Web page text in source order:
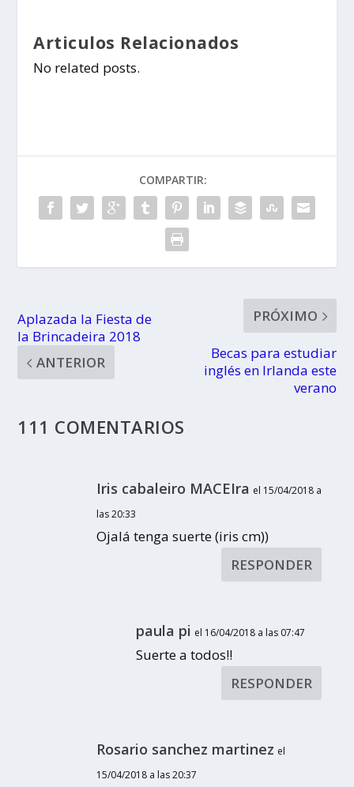
Articulos Relacionados
No related posts.
COMPARTIR:
Aplazada la Fiesta de
la Brincadeira 2018
ANTERIOR
PRÓXIMO
Becas para estudiar
inglés en Irlanda este
verano
111 COMENTARIOS
Iris cabaleiro MACEIra el 15/04/2018 a
las 20:33
Ojalá tenga suerte (iris cm))
RESPONDER
paula pi el 16/04/2018 a las 07:47
Suerte a todos!!
RESPONDER
Rosario sanchez martinez el
15/04/2018 a las 20:37